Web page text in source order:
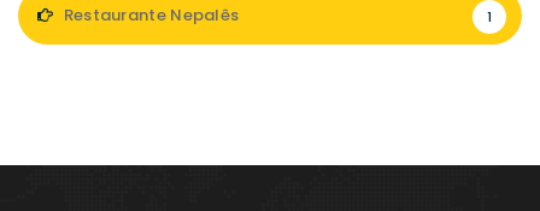
Restaurante Nepalês 1